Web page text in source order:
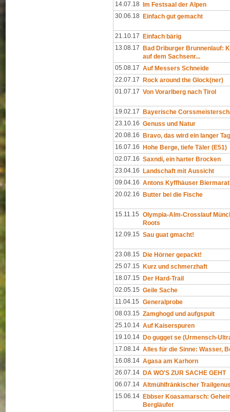
14.07.18
Im Festsaal der Alpen
30.06.18
Einfach gut gemacht
21.10.17
Einfach bärig
13.08.17
Bad Driburger Brunnenlauf:
auf dem Sachsenr...
05.08.17 Auf Messers Schneide
22.07.17
Rock around the Glock(ner)
01.07.17 Von Vorarlberg nach Tirol
19.02.17
Bayerische
23.10.16 Genuss und Natur
20.08.16
Bravo, das wird ein langer Tag
16.07.16
Hohe Berge, tiefe Täler (E51)
02.07.16 Saxndi, ein harter Brocken
23.04.16
Landschaft mit Aussicht
09.04.16 Antons Kyffhäuser
20.02.16
Butter bei die Fische
15.11.15 Olympia-Alm-Crosslauf
Roots
12.09.15 Sau guat gmacht!
23.08.15
Die Hörner gepackt!
25.07.15
Kurz und schmerzhaft
18.07.15
Der Hard-Trail
02.05.15 Geile Sache
11.04.15 Generalprobe
08.03.15 Zamghogd und aufgspuit
25.10.14 Auf Kaiserspuren
19.10.14 Do gugget se (Urmensch-
17.08.14 Alles für die Sinne: Wasser,
16.08.14 Agasa am Karhorn
26.07.14 DA WO'S ZUR SACHE GEHT
06.07.14 Altmühlfränkischer
15.06.14 Ebbser Koasamarsch:
Bergläufer